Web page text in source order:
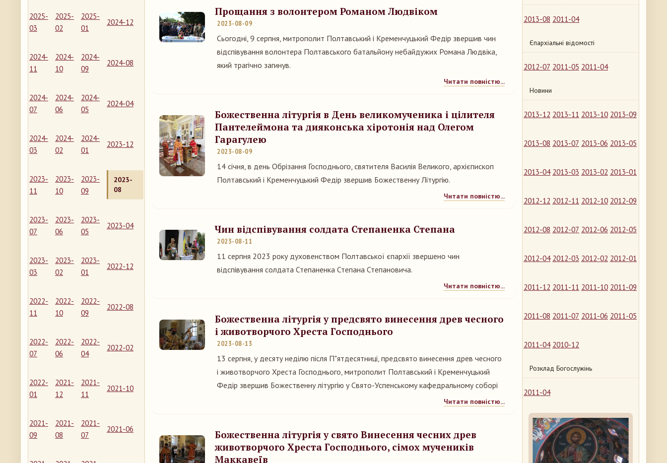
2025-
03
2025-
02
2025-
01
2024-12
2024-
11
2024-
10
2024-
09
2024-08
2024-
07
2024-
06
2024-
05
2024-04
2024-
03
2024-
02
2024-
01
2023-12
2023-
11
2023-
10
2023-
09
2023-
08
2023-
07
2023-
06
2023-
05
2023-04
2023-
03
2023-
02
2023-
01
2022-12
2022-
11
2022-
10
2022-
09
2022-08
2022-
07
2022-
06
2022-
04
2022-02
2022-
01
2021-
12
2021-
11
2021-10
2021-
09
2021-
08
2021-
07
2021-06
2013-08 2011-04
Єпархіальні відомості
2012-07 2011-05 2011-04
Новини
2013-12 2013-11 2013-10 2013-09
2013-08 2013-07 2013-06 2013-05
2013-04 2013-03 2013-02 2013-01
2012-12 2012-11 2012-10 2012-09
2012-08 2012-07 2012-06 2012-05
2012-04 2012-03 2012-02 2012-01
2011-12 2011-11 2011-10 2011-09
2011-08 2011-07 2011-06 2011-05
2011-04 2010-12
Розклад Богослужінь
2011-04
Прощання з волонтером Романом Людвіком
2023-08-09
Сьогодні, 9 серпня, митрополит Полтавський і Кременчуцький Федір звершив чин
відспівування волонтера Полтавського батальйону небайдужих Романа Людвіка,
який трагічно загинув.
Читати повністю...
Божественна літургія в День великомученика і цілителя
Пантелеймона та дияконська хіротонія над Олегом
Гарагулею
2023-08-09
14 січня, в день Обрізання Господнього, святителя Василія Великого, архієпископ
Полтавський і Кременчуцький Федір звершив Божественну Літургію.
Читати повністю...
Чин відспівування солдата Степаненка Степана
2023-08-11
11 серпня 2023 року духовенством Полтавської єпархії звершено чин
відспівування солдата Степаненка Степана Степановича.
Читати повністю...
Божественна літургія у предсвято винесення древ чесного
і животворчого Хреста Господнього
2023-08-13
13 серпня, у десяту неділю після П"ятдесятниці, предсвято винесення древ чесного
і животворчого Хреста Господнього, митрополит Полтавський і Кременчуцький
Федір звершив Божественну літургію у Свято-Успенському кафедральному соборі
Читати повністю...
Божественна літургія у свято Винесення чесних древ
животворчого Хреста Господнього, сімох мучеників
Маккавеїв